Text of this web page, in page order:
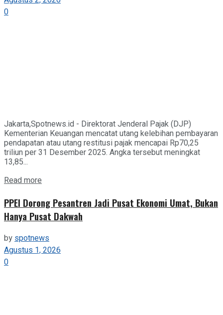
0
Jakarta,Spotnews.id - Direktorat Jenderal Pajak (DJP)
Kementerian Keuangan mencatat utang kelebihan pembayaran
pendapatan atau utang restitusi pajak mencapai Rp70,25
triliun per 31 Desember 2025. Angka tersebut meningkat
13,85...
Read more
PPEI Dorong Pesantren Jadi Pusat Ekonomi Umat, Bukan
Hanya Pusat Dakwah
by spotnews
Agustus 1, 2026
0